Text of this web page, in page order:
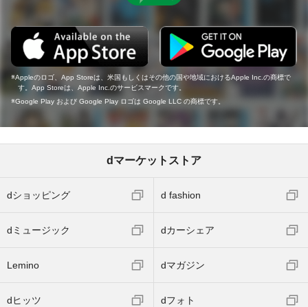
Appleのロゴ、App Storeは、米国もしくはその他の国や地域におけるApple Inc.の商標で
す。App Storeは、Apple Inc.のサービスマークです。
Google Play および Google Play ロゴは Google LLC の商標です。
dマーケットストア
dショッピング d fashion
dミュージック dカーシェア
Lemino dマガジン
dヒッツ dフォト